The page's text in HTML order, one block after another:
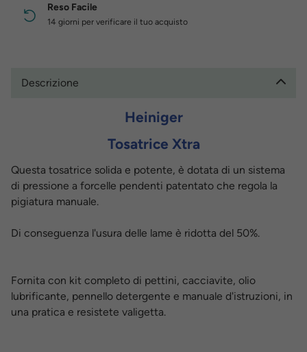
Reso Facile
14 giorni per verificare il tuo acquisto
Descrizione
Heiniger
Tosatrice Xtra
Questa tosatrice solida e potente, è dotata di un sistema
di pressione a forcelle pendenti patentato che regola la
pigiatura manuale.
Di conseguenza l'usura delle lame è ridotta del 50%.
Fornita con kit completo di pettini, cacciavite, olio
lubrificante, pennello detergente e manuale d'istruzioni, in
una pratica e resistete valigetta.